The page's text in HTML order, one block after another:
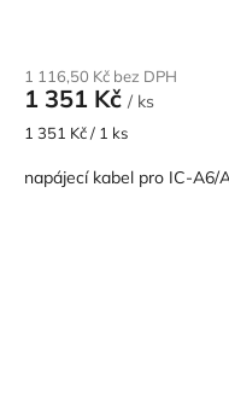
1 116,50 Kč bez DPH
1 351 Kč / ks
Měrná
1 351 Kč / 1 ks
napájecí kabel pro IC-A6/